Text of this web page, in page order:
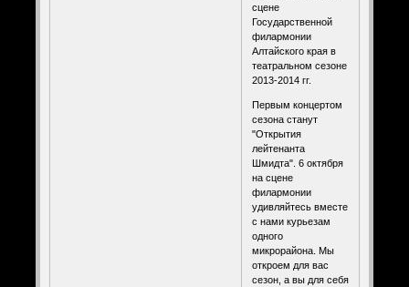
сцене
Государственной
филармонии
Алтайского края в
театральном сезоне
2013-2014 гг.
Первым концертом
сезона станут
"Открытия
лейтенанта
Шмидта". 6 октября
на сцене
филармонии
удивляйтесь вместе
с нами курьезам
одного
микрорайона. Мы
откроем для вас
сезон, а вы для себя